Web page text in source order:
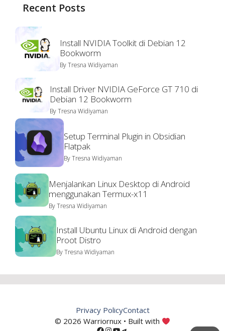
Recent Posts
Install NVIDIA Toolkit di Debian 12
Bookworm
ByTresna Widiyaman
Install Driver NVIDIA GeForce GT 710 di
Debian 12 Bookworm
ByTresna Widiyaman
Setup Terminal Plugin in Obsidian
Flatpak
ByTresna Widiyaman
Menjalankan Linux Desktop di Android
menggunakan Termux-x11
ByTresna Widiyaman
Install Ubuntu Linux di Android dengan
Proot Distro
ByTresna Widiyaman
© 2026 Warriornux • Built with
Privacy PolicyContact